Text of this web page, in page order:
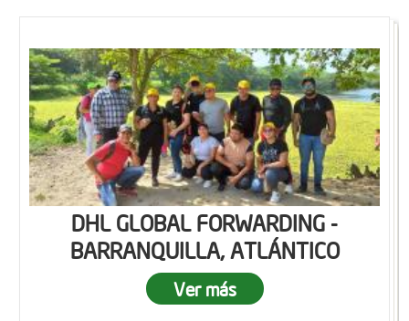
DHL GLOBAL FORWARDING -
BARRANQUILLA, ATLÁNTICO
Ver más